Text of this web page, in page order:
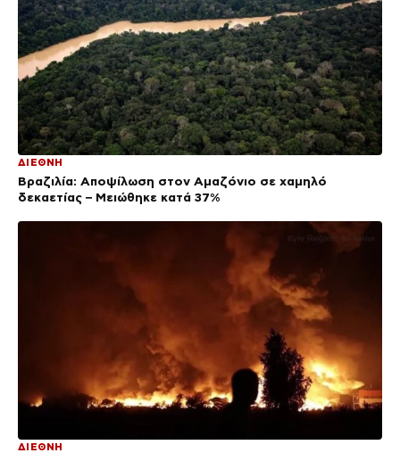
ΔΙΕΘΝΗ
Βραζιλία: Αποψίλωση στον Αμαζόνιο σε χαμηλό
δεκαετίας – Μειώθηκε κατά 37%
ΔΙΕΘΝΗ